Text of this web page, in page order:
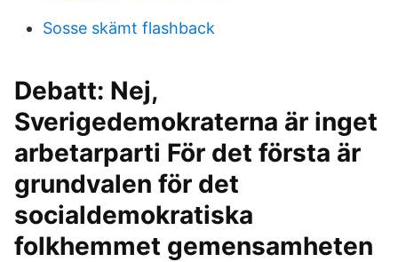
Sosse skämt flashback
Debatt: Nej,
Sverigedemokraterna är inget
arbetarparti För det första är
grundvalen för det
socialdemokratiska
folkhemmet gemensamheten